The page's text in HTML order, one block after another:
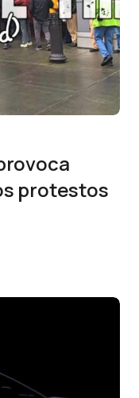
protestos